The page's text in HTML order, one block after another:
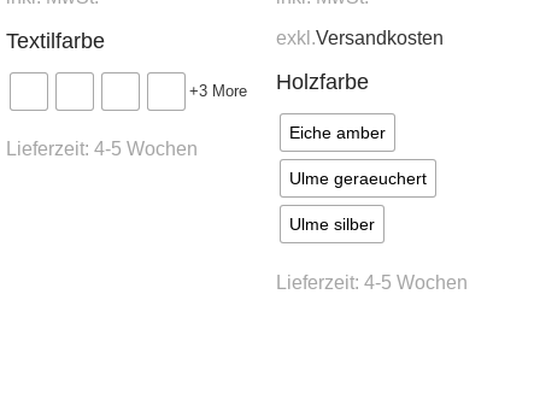
Besonderheit:
stapelbar
ca. 3 – 4 Wochen
Textilfarbe
+3 More
Lieferzeit: 4-5 Wochen
exkl.Versandkosten
Holzfarbe
Eiche amber
Ulme geraeuchert
Ulme silber
Lieferzeit: 4-5 Wochen